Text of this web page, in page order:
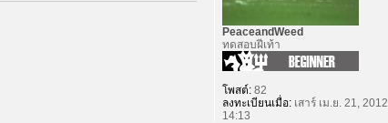
PeaceandWeed
ทดสอบฝีเท้า
โพสต์:82
ลงทะเบียนเมื่อ:เสาร์ เม.ย. 21, 2012
14:13